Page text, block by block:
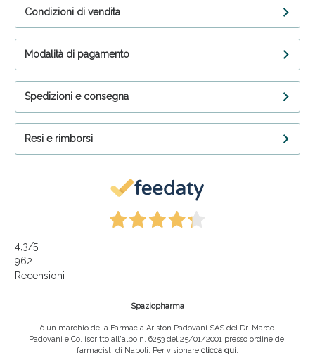
Condizioni di vendita
Modalità di pagamento
Spedizioni e consegna
Resi e rimborsi
4,3/5
962
Recensioni
Spaziopharma
è un marchio della Farmacia Ariston Padovani SAS del Dr. Marco
Padovani e Co, iscritto all'albo n. 6253 del 25/01/2001 presso ordine dei
farmacisti di Napoli. Per visionare clicca qui.